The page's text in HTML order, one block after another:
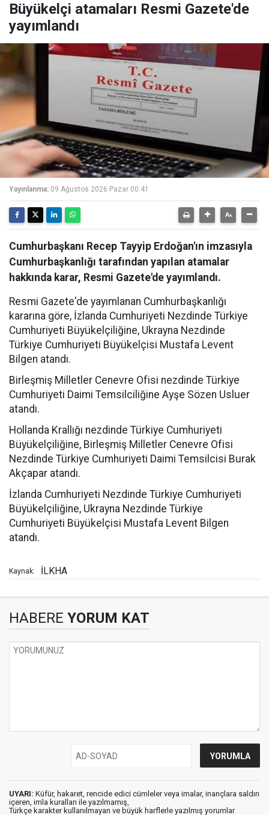
Büyükelçi atamaları Resmi Gazete'de
yayımlandı
Yayınlanma: 09 Ağustos 2026 Pazar 00:41
Cumhurbaşkanı Recep Tayyip Erdoğan'ın imzasıyla
Cumhurbaşkanlığı tarafından yapılan atamalar
hakkında karar, Resmi Gazete'de yayımlandı.
Resmi Gazete'de yayımlanan Cumhurbaşkanlığı
kararına göre, İzlanda Cumhuriyeti Nezdinde Türkiye
Cumhuriyeti Büyükelçiliğine, Ukrayna Nezdinde
Türkiye Cumhuriyeti Büyükelçisi Mustafa Levent
Bilgen atandı.
Birleşmiş Milletler Cenevre Ofisi nezdinde Türkiye
Cumhuriyeti Daimi Temsilciliğine Ayşe Sözen Usluer
atandı.
Hollanda Krallığı nezdinde Türkiye Cumhuriyeti
Büyükelçiliğine, Birleşmiş Milletler Cenevre Ofisi
Nezdinde Türkiye Cumhuriyeti Daimi Temsilcisi Burak
Akçapar atandı.
İzlanda Cumhuriyeti Nezdinde Türkiye Cumhuriyeti
Büyükelçiliğine, Ukrayna Nezdinde Türkiye
Cumhuriyeti Büyükelçisi Mustafa Levent Bilgen
atandı.
Kaynak: İLKHA
HABERE YORUM KAT
UYARI: Küfür, hakaret, rencide edici cümleler veya imalar, inançlara saldırı
içeren, imla kuralları ile yazılmamış,
Türkçe karakter kullanılmayan ve büyük harflerle yazılmış yorumlar